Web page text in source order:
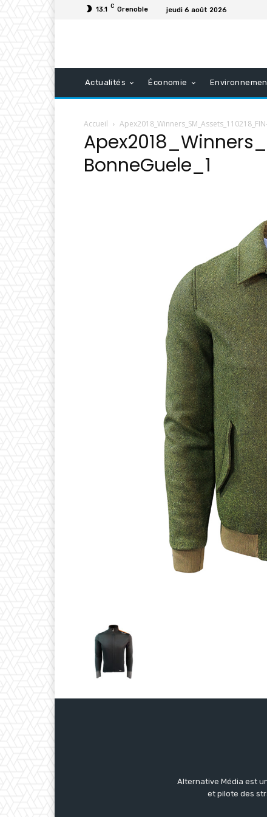
13.1 C Grenoble jeudi 6 août 2026
Actualités Économie
Accueil
BonneGuele_1
Alternative Média est
et pilote des